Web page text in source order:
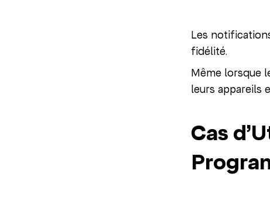
Les
fidélité.
Même lorsque
leurs appareils
Cas